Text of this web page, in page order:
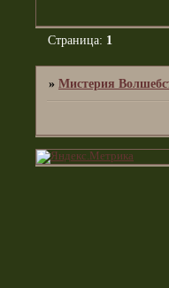
Страница: 1
»Мистерия